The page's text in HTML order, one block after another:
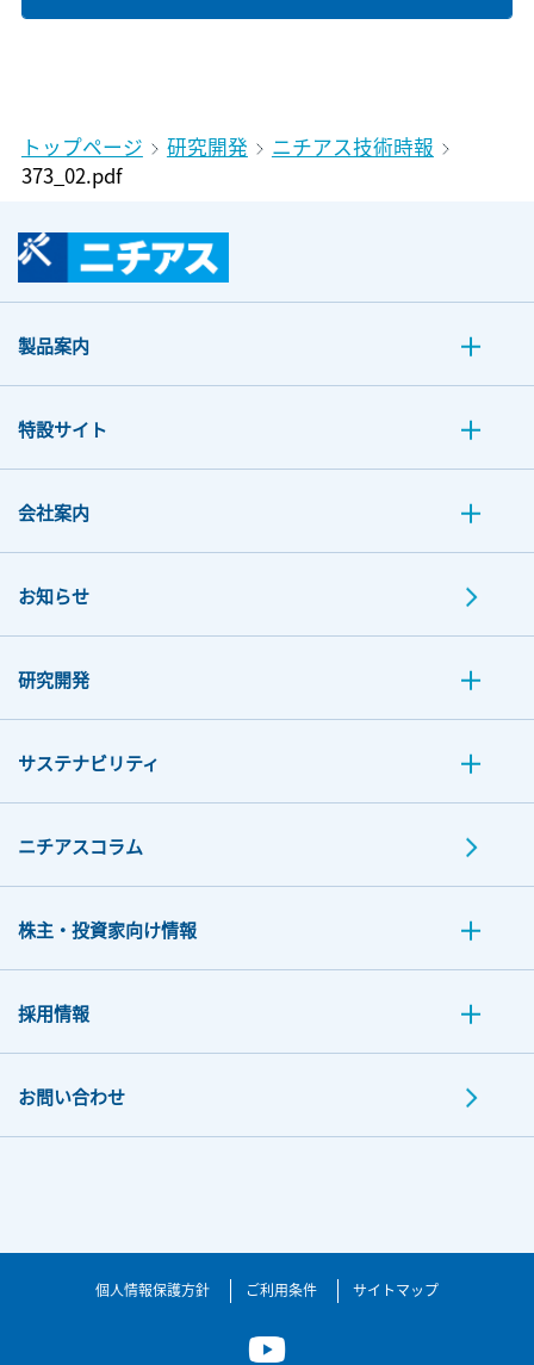
トップページ 研究開発
ニチアス技術時報
373_02.pdf
製品案内
特設サイト
会社案内
お知らせ
研究開発
サステナビリティ
ニチアスコラム
株主・投資家向け情報
採用情報
お問い合わせ
個人情報保護方針 ご利用条件 サイトマップ